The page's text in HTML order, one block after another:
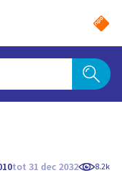
tot 31 dec 2032 8.2k